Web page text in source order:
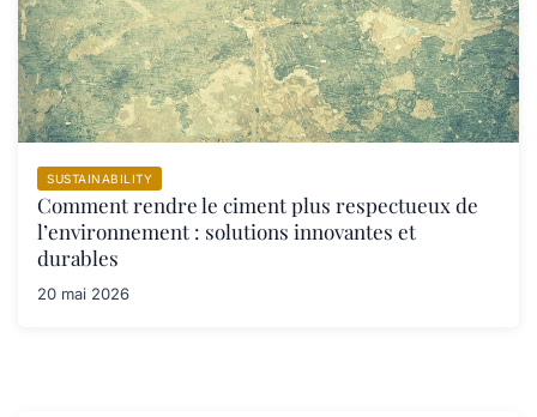
SUSTAINABILITY
Comment rendre le ciment plus respectueux de
l’environnement : solutions innovantes et
durables
20 mai 2026